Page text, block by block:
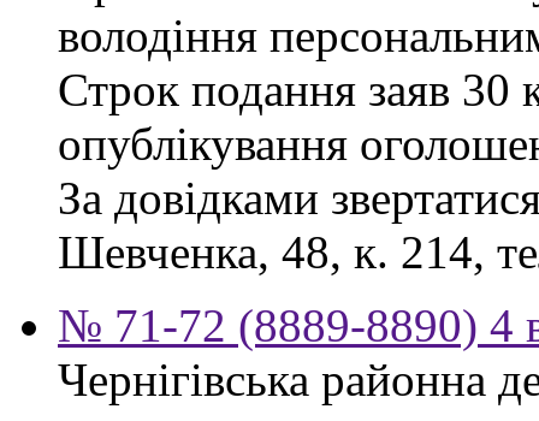
володіння
Строк подання заяв 30
опублікування
За довідками
Шевченка, 48, к. 214,
№ 71-72 (8889-8890) 4
Чернігівська районна